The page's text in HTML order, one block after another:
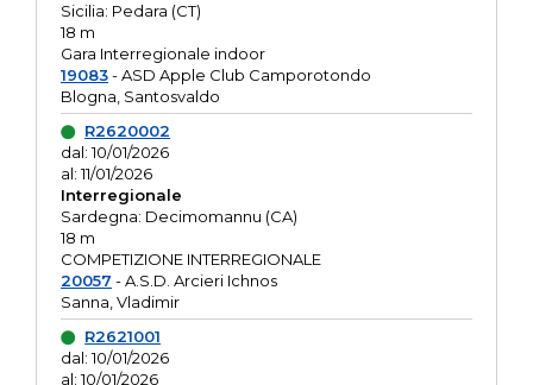
Sicilia: Pedara (CT)
18 m
Gara Interregionale indoor
19083- ASD Apple Club Camporotondo
Blogna, Santosvaldo
R2620002
dal: 10/01/2026
al: 11/01/2026
Interregionale
Sardegna: Decimomannu (CA)
18 m
COMPETIZIONE INTERREGIONALE
20057 - A.S.D. Arcieri Ichnos
Sanna, Vladimir
R2621001
dal: 10/01/2026
al: 10/01/2026